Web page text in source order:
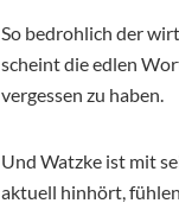
So bedrohlich der
scheint die edlen
vergessen zu haben.
Und Watzke ist mit
aktuell hinhört,